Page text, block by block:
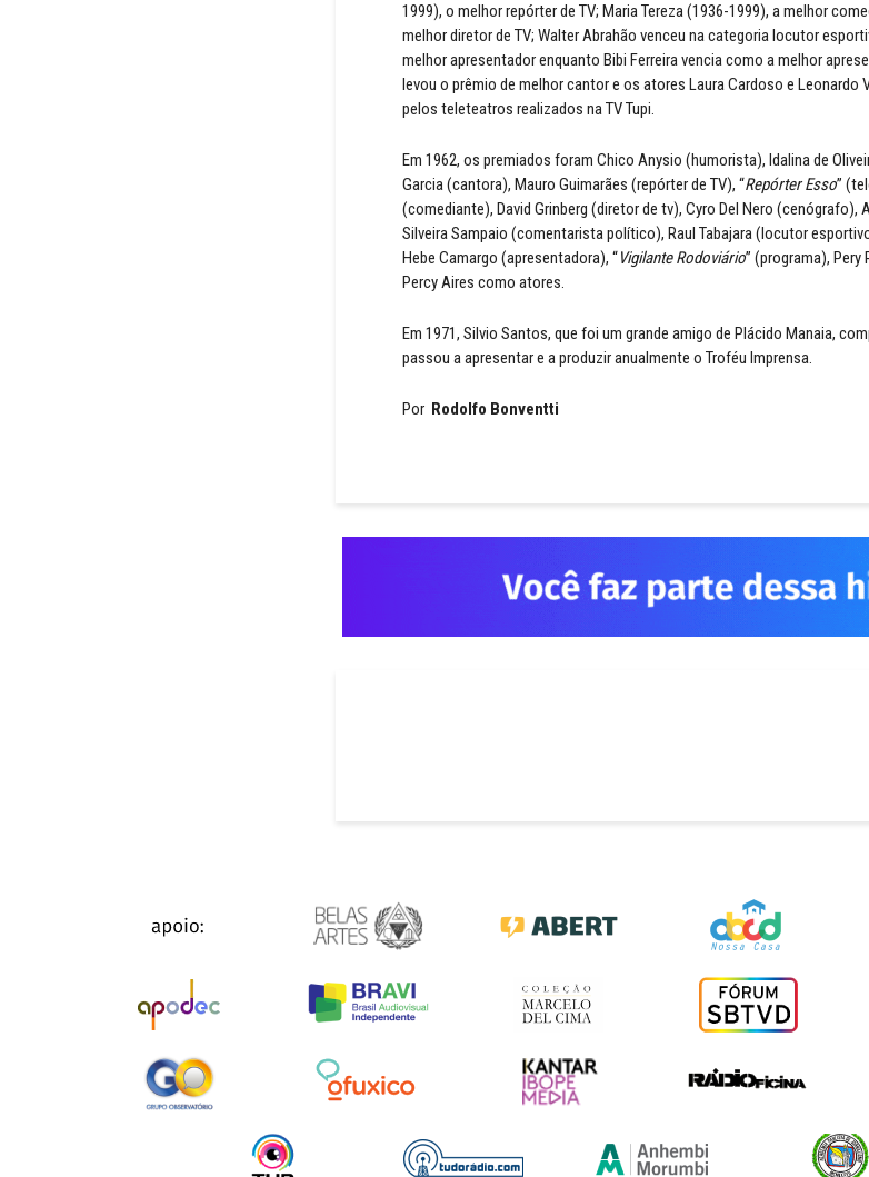
1999), o melhor repórter de TV; Maria Tereza (1936-1999), a melhor
melhor diretor de TV; Walter Abrahão venceu na categoria locutor
melhor apresentador enquanto Bibi Ferreira vencia como a melhor
levou o prêmio de melhor cantor e os atores Laura Cardoso e Leonardo
pelos teleteatros realizados na TV Tupi.
Em 1962, os premiados foram Chico Anysio (humorista), Idalina de
Garcia (cantora), Mauro Guimarães (repórter de TV), “Repórter Esso”
(comediante), David Grinberg (diretor de tv), Cyro Del Nero
Silveira Sampaio (comentarista político), Raul Tabajara (locutor
Hebe Camargo (apresentadora), “Vigilante Rodoviário” (programa),
Percy Aires como atores.
Em 1971, Silvio Santos, que foi um grande amigo de Plácido Manaia,
passou a apresentar e a produzir anualmente o Troféu Imprensa.
Por Rodolfo Bonventti